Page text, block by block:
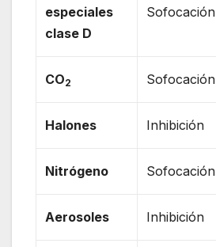
especiales
clase D
Sofocación
CO2 Sofocación
Halones Inhibición
Nitrógeno Sofocación
Aerosoles Inhibición